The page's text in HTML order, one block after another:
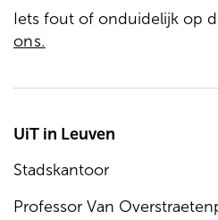
Iets fout of onduidelijk op
ons.
UiT in Leuven
Stadskantoor
Professor Van